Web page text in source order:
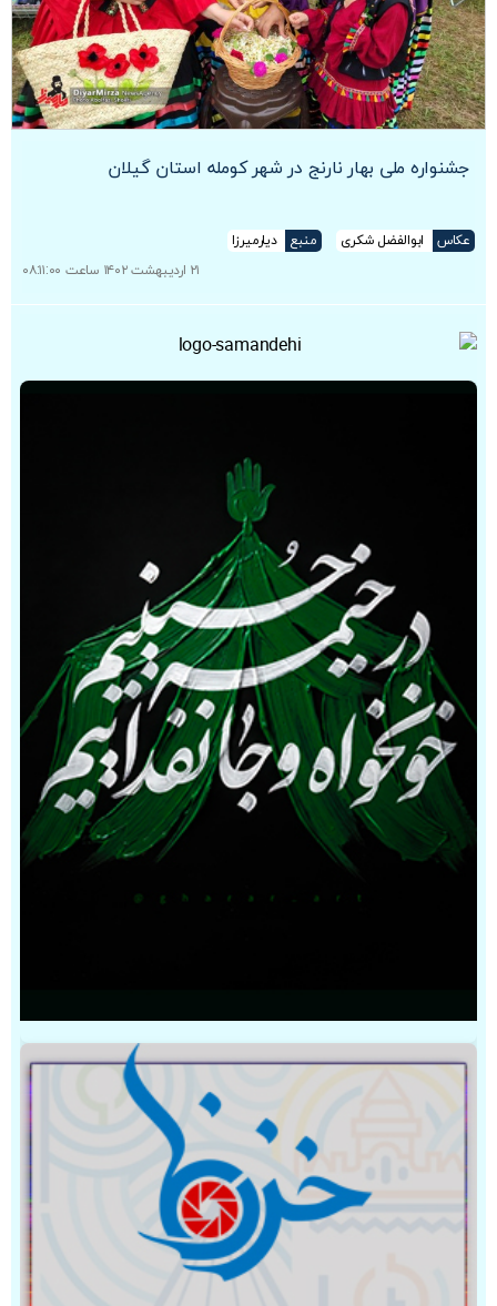
جشنواره ملی بهار نارنج در شهر کومله استان گیلان
عکاس ابوالفضل شکری منبع
دیارمیرزا
۲۱ اردیبهشت ۱۴۰۲ ساعت ۰۸:۱۱:۰۰